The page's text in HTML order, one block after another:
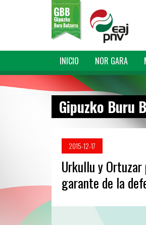
INICIO NOR GARA
Gipuzko Buru
2015-12-17
Urkullu y
garante de la